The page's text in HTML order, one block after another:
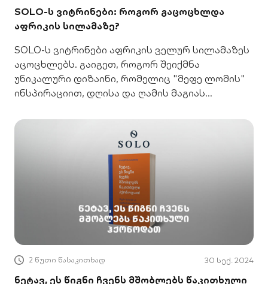
SOLO-ს ვიტრინები: როგორ გაცოცხლდა
აფრიკის სილამაზე?
SOLO-ს ვიტრინები აფრიკის ველურ სილამაზეს
აცოცხლებს. გაიგეთ, როგორ შეიქმნა
უნიკალური დიზაინი, რომელიც "მეფე ლომის"
ინსპირაციით, დღისა და ღამის მაგიას
2 წუთი წასაკითხად 30 სექ. 2024
ნეტავ, ეს წიგნი ჩვენს მშობლებს წაკითხული